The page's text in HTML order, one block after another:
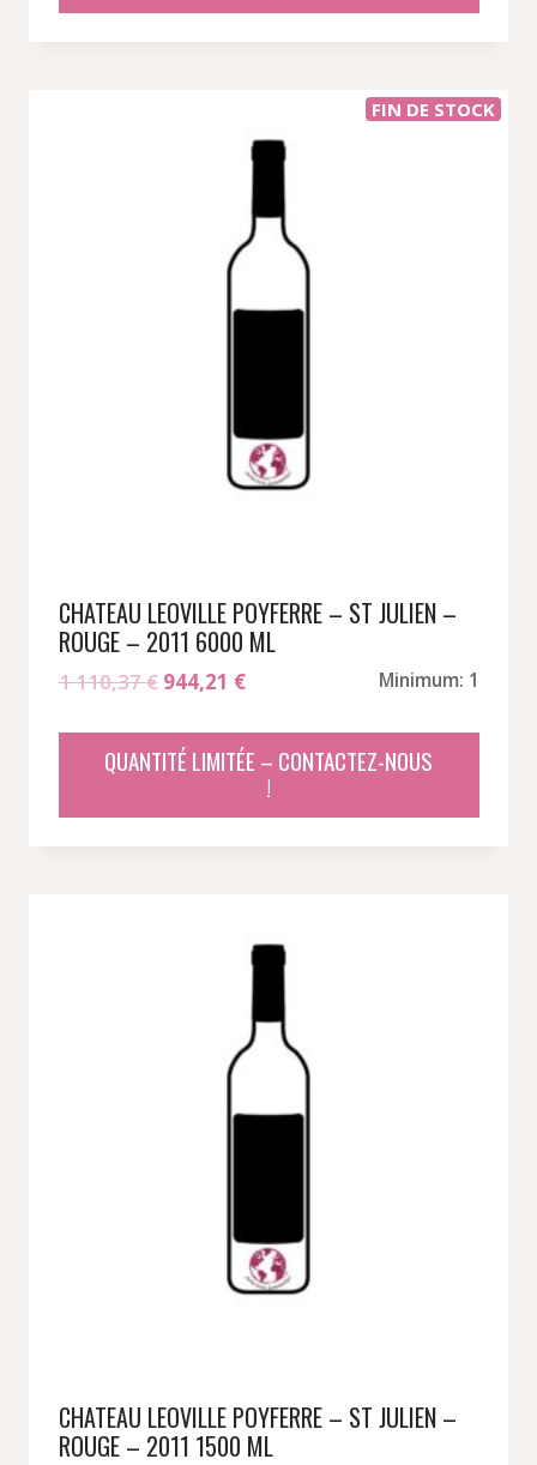
FIN DE STOCK
CHATEAU LEOVILLE POYFERRE – ST JULIEN –
ROUGE – 2011 6000 ML
1 110,37€ Le
initial
était :
110,37 €.
944,21 €Le
actuel
est :
Minimum: 1
QUANTITÉ LIMITÉE – CONTACTEZ-NOUS
!
CHATEAU LEOVILLE POYFERRE – ST JULIEN –
ROUGE – 2011 1500 ML